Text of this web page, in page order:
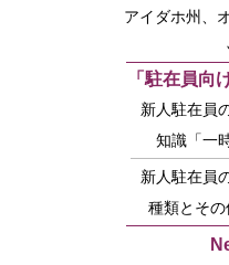
アイダホ州、
「駐在員向
新人駐在員
知識「一
新人駐在員
種類とそ